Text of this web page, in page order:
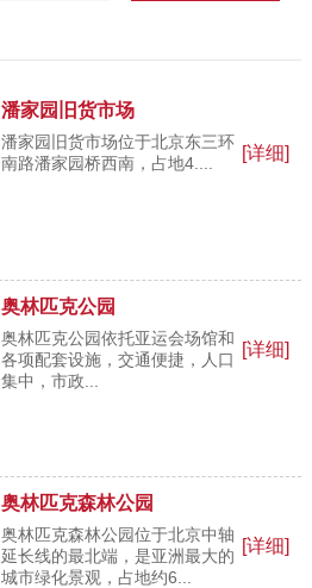
潘家园旧货市场
潘家园旧货市场位于北京东三环
南路潘家园桥西南，占地4....
[详细]
奥林匹克公园
奥林匹克公园依托亚运会场馆和
各项配套设施，交通便捷，人口
集中，市政...
[详细]
奥林匹克森林公园
奥林匹克森林公园位于北京中轴
延长线的最北端，是亚洲最大的
城市绿化景观，占地约6...
[详细]